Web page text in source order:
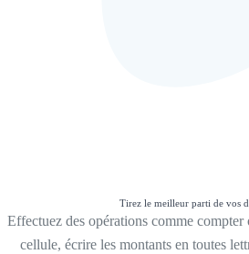
Tirez le meilleur parti de vos
Effectuez des opérations comme
cellule, écrire les montants en toutes